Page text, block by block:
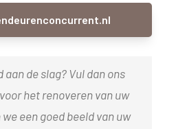
aan de slag? Vul dan ons
het renoveren van uw
een goed beeld van uw